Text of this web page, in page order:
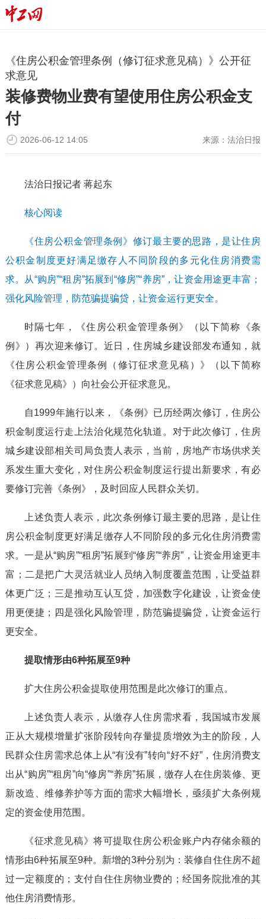
《住房公积金管理条例（修订征求意见稿）》公开征
求意见
装修费物业费有望使用住房公积金支
付
来源：法治日报
2026-06-12 14:05
法治日报记者 蒋起东
核心阅读
《住房公积金管理条例》修订最主要的思路，是让住房
公积金制度更好满足缴存人不同阶段的多元化住房消费需
求。从“购房”“租房”拓展到“修房”“养房”，让资金用途更丰富；
强化风险管理，防范骗提骗贷，让资金运行更安全。
时隔七年，《住房公积金管理条例》（以下简称《条
例》）再次迎来修订。近日，住房城乡建设部发布通知，就
《住房公积金管理条例（修订征求意见稿）》（以下简称
《征求意见稿》）向社会公开征求意见。
自1999年施行以来，《条例》已历经两次修订，住房公
积金制度运行走上法治化规范化轨道。对于此次修订，住房
城乡建设部相关司局负责人表示，当前，房地产市场供求关
系发生重大变化，对住房公积金制度运行提出新要求，有必
要修订完善《条例》，及时回应人民群众关切。
上述负责人表示，此次条例修订最主要的思路，是让住
房公积金制度更好满足缴存人不同阶段的多元化住房消费需
求。一是从“购房”“租房”拓展到“修房”“养房”，让资金用途更丰
富；二是把广大灵活就业人员纳入制度覆盖范围，让受益群
体更广泛；三是推动互认互贷，加强数字化建设，让资金使
用更便捷；四是强化风险管理，防范骗提骗贷，让资金运行
更安全。
提取情形由6种拓展至9种
扩大住房公积金提取使用范围是此次修订的重点。
上述负责人表示，从缴存人住房需求看，我国城市发展
正从大规模增量扩张阶段转向存量提质增效为主的阶段，人
民群众住房需求总体上从“有没有”转向“好不好”，住房消费支
出从“购房”“租房”向“修房”“养房”拓展，缴存人在住房装修、更
新改造、维修养护等方面的需求大幅增长，亟须扩大条例规
定的资金使用范围。
《征求意见稿》将可提取住房公积金账户内存储余额的
情形由6种拓展至9种。新增的3种分别为：装修自住住房不超
过一定额度的；支付自住住房物业费的；经国务院批准的其
他住房消费情形。